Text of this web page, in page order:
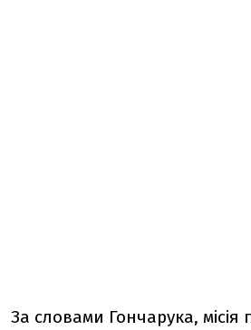
За словами Гончарука, місія